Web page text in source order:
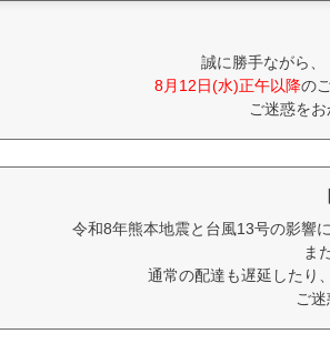
誠に勝手ながら、
8月12日(水)正午以降の
ご迷惑を
令和8年熊本地震と台風13号の影響
ま
通常の配達も遅延したり
ご